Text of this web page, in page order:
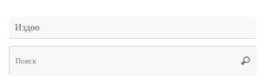
Издөө
Поиск